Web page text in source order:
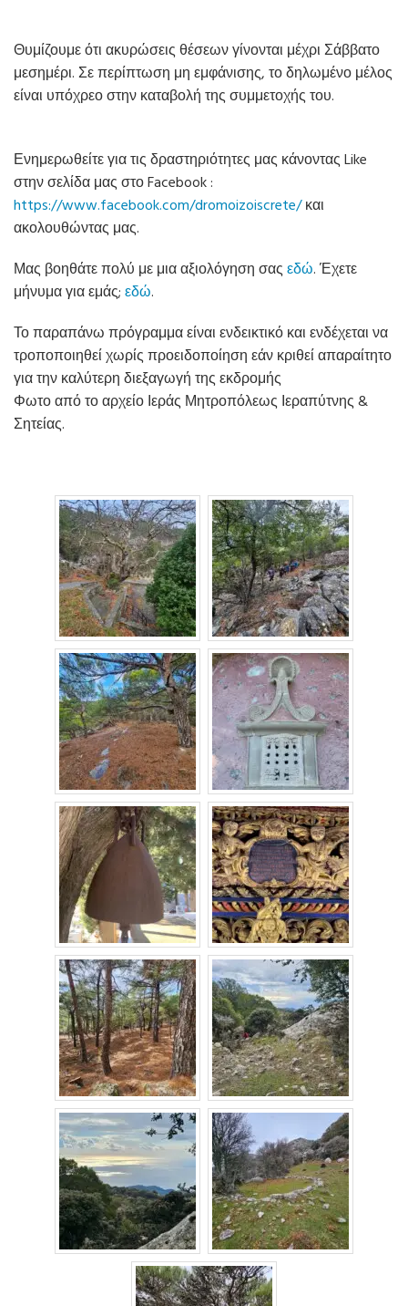
Θυμίζουμε ότι ακυρώσεις θέσεων γίνονται μέχρι Σάββατο
μεσημέρι. Σε περίπτωση μη εμφάνισης, το δηλωμένο μέλος
είναι υπόχρεο στην καταβολή της συμμετοχής του.
Ενημερωθείτε για τις δραστηριότητες μας κάνοντας Like
στην σελίδα μας στο Facebook :
https://www.facebook.com/dromoizoiscrete/και
ακολουθώντας μας.
Μας βοηθάτε πολύ με μια αξιολόγηση σαςεδώ. Έχετε
μήνυμα για εμάς;εδώ.
Το παραπάνω πρόγραμμα είναι ενδεικτικό και ενδέχεται να
τροποποιηθεί χωρίς προειδοποίηση εάν κριθεί απαραίτητο
για την καλύτερη διεξαγωγή της εκδρομής
Φωτο από το αρχείο Ιεράς Μητροπόλεως Ιεραπύτνης &
Σητείας.